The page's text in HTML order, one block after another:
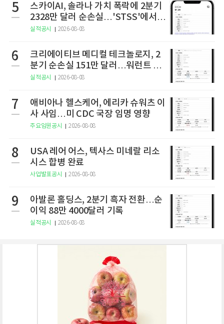
5
스카이AI, 솔라나 가치 폭락에 2분기
2328만 달러 순손실…'STSS'에서
사명·티커 변경 완료
실적공시 2026-08-08
6
크리에이티브 메디컬 테크놀로지, 2
분기 순손실 151만 달러…워런트 행
사로 446만 달러 조달
실적공시 2026-08-08
7
애비아나 헬스케어, 에리카 슈워츠 이
사 사임…미 CDC 국장 임명 영향
주요임원공시 2026-08-08
8
USA 레어 어스, 텍사스 미네랄 리소
시스 합병 완료
사업발표공시 2026-08-08
9
아발론 홀딩스, 2분기 흑자 전환…순
이익 88만 4000달러 기록
실적공시 2026-08-08